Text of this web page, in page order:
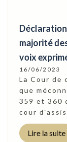
majorité
voix
16/06/2023
La Cour de
que
359 et 360
cour
Lire la suite